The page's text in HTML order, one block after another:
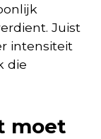
Juist
intensiteit
die
moet